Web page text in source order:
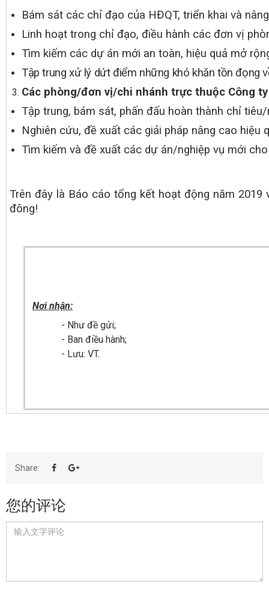
Bám sát các chỉ đạo của HĐQT, triển khai và
Linh hoạt trong chỉ đạo, điều hành các đơn vị
Tìm kiếm các dự án mới an toàn, hiệu quả mở
Tập trung xử lý dứt điểm những khó khăn tồn đọng
Các phòng/đơn vị/chi nhánh trực thuộc Công ty
Tập trung, bám sát, phấn đấu hoàn thành chỉ
Nghiên cứu, đề xuất các giải pháp nâng cao hiệu
Tìm kiếm và đề xuất các dự án/nghiệp vụ mới
Trên đây là Báo cáo tổng kết hoạt động năm 2019
đông!
Nơi nhận:
- Như đề gửi;
- Ban điều hành;
- Lưu: VT.
Share:
您的评论